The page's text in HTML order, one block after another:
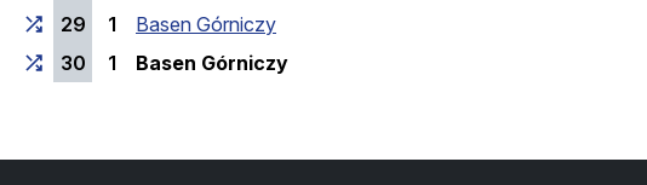
29
1
Basen Górniczy
30
1 Basen Górniczy(przystanek końcowy)